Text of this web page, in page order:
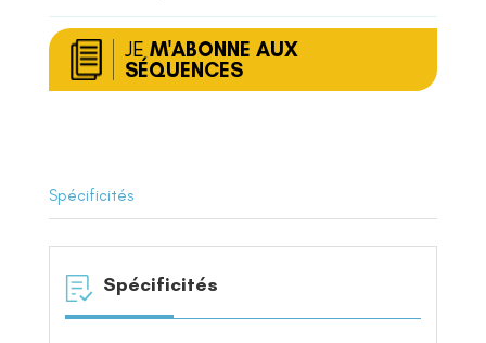
JE M'ABONNE AUX
SÉQUENCES
Spécificités
Spécificités